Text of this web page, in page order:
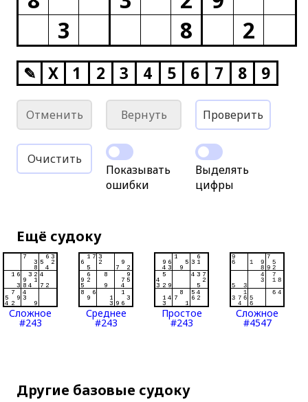
3
8 2
✎ X 1 2 3 4 5 6 7 8 9
Отменить Вернуть Проверить
Очистить
Показывать
ошибки
Выделять
цифры
Ещё судоку
Сложное
#243
Среднее
#243
Простое
#243
Сложное
#4547
Другие базовые судоку